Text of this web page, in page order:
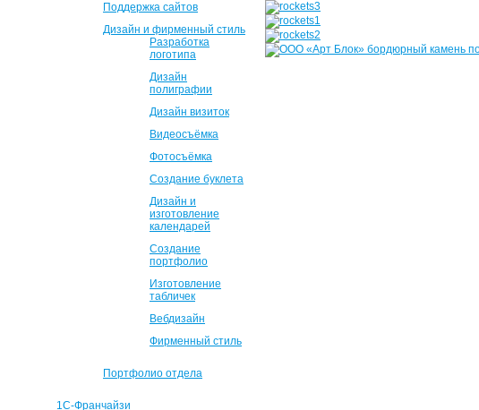
Поддержка сайтов
Дизайн и фирменный стиль
Разработка
логотипа
Дизайн
полиграфии
Дизайн визиток
Видеосъёмка
Фотосъёмка
Создание буклета
Дизайн и
изготовление
календарей
Создание
портфолио
Изготовление
табличек
Вебдизайн
Фирменный стиль
Портфолио отдела
1С-Франчайзи